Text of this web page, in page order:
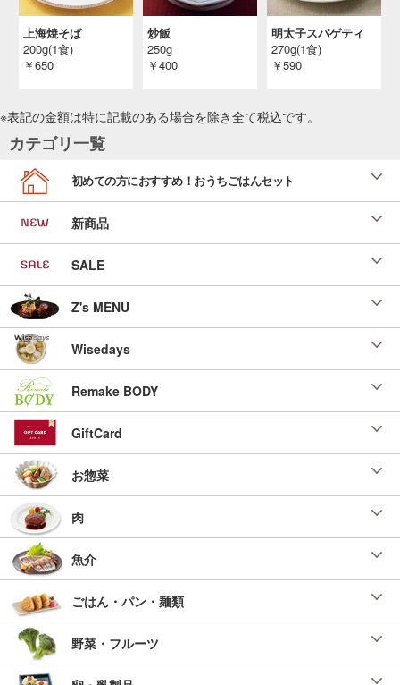
上海焼そば
200g(1食)
￥650
炒飯
250g
￥400
明太子スパゲティ
270g(1食)
￥590
※表記の金額は特に記載のある場合を除き全て税込です。
カテゴリ一覧
初めての方におすすめ！おうちごはんセット
新商品
SALE
Z's MENU
Wisedays
Remake BODY
GiftCard
お惣菜
肉
魚介
ごはん・パン・麺類
野菜・フルーツ